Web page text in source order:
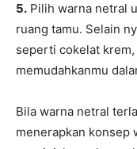
5. Pilih warna netral
ruang tamu. Selain
seperti cokelat
memudahkanmu
Bila warna netral
menerapkan konsep